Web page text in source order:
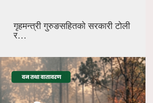
गृहमन्त्री गुरुङसहितको सरकारी टोली
र…